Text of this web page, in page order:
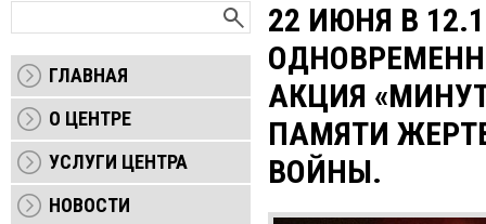
ГЛАВНАЯ
О ЦЕНТРЕ
УСЛУГИ ЦЕНТРА
НОВОСТИ
22 ИЮНЯ В
АКЦИЯ
ПАМЯТИ
ВОЙНЫ.